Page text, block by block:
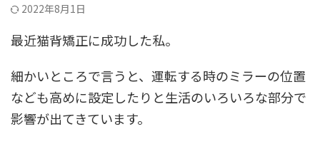
2022年8月1日
最近猫背矯正に成功した私。
細かいところで言うと、運転する時のミラーの位置
なども高めに設定したりと生活のいろいろな部分で
影響が出てきています。